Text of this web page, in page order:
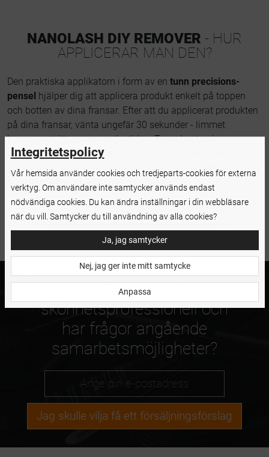
NANOLASH DIY REMOVER - HUR
APPLICERAR MAN DEN?
Den praktiska applikatorn i form av en tunn precisions-
pensel hjälper dig att applicera produkt enkelt på toppen
och botten av dina fransar. Efter att du applicerat produkten
på dina fransar, vänta ungefär 30 sekunder - limmet
kommer att lösas upp under tiden. Ta sedan tag i
lösögonfransarna med dina fingrar och låt dem glida av
dina naturliga fransar. Kom ihåg att tvätta bort ditt smink
ordentligt efter att du tagit bort fransarna.
Är du en
skönhetsprofessionell och
har frågor angående
samarbetsmöjligheter?
Jag skulle vilja få ett försäljningsförslag
Integritetspolicy
Vår hemsida använder cookies och tredjeparts-cookies för externa
verktyg. Om användare inte samtycker används endast
nödvändiga cookies. Du kan ändra inställningar i din webbläsare
när du vill. Samtycker du till användning av alla cookies?
Ja, jag samtycker
Nej, jag ger inte mitt samtycke
Anpassa